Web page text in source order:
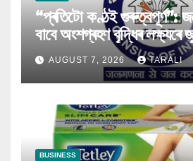
“প্ৰতিটো কণ্ঠই গুৰুত্বপূৰ্ণ”:
বাবে অংশগ্ৰহণ বৃদ্ধিৰ লক্ষ্যৰে
মুকলিAUGUST 7, 2026 TARALI
BUSINESS